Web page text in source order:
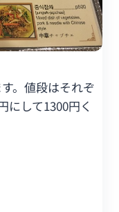
。値段はそれぞ
にして1300円く